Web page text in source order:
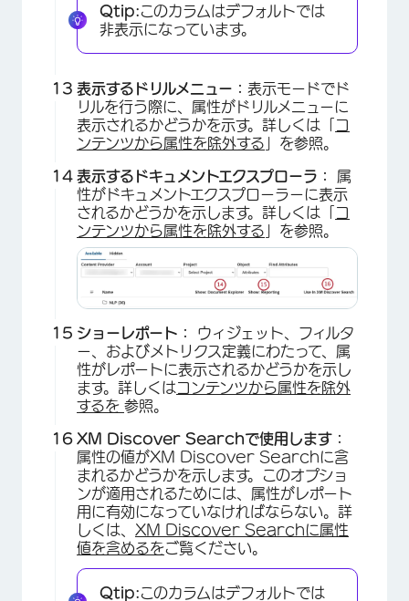
×
Qtip:このカラムはデフォルトでは
非表示になっています。
表示するドリルメニュー： 表示モードでド
リルを行う際に、属性がドリルメニューに
表示されるかどうかを示す。詳しくは「
コ
ンテンツから属性を除外する 」を参照。
表示するドキュメントエクスプローラ： 属
性がドキュメントエクスプローラーに表示
されるかどうかを示します。詳しくは「
コ
ンテンツから属性を除外する 」を参照。
ショーレポート： ウィジェット、フィルタ
ー、およびメトリクス定義にわたって、属
性がレポートに表示されるかどうかを示し
ます。詳しくはコンテンツから属性を除外
するを 参照。
XM Discover Searchで使用します：
属性の値がXM Discover Searchに含
まれるかどうかを示します。このオプショ
ンが適用されるためには、属性がレポート
用に有効になっていなければならない。詳
しくは、 XM Discover Searchに属性
値を含めるをご覧ください。
Qtip:このカラムはデフォルトでは